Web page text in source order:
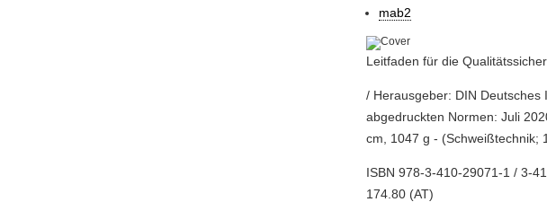
mab2
Leitfaden für die
/ Herausgeber: DIN Deutsches
abgedruckten Normen: Juli
cm, 1047 g - (Schweißtechnik;
ISBN 978-3-410-29071-1 / 3-
174.80 (AT)